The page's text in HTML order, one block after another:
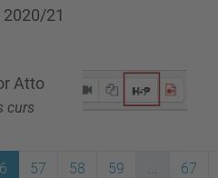
2020/21
Atto
curs
57 58 59 ... 67